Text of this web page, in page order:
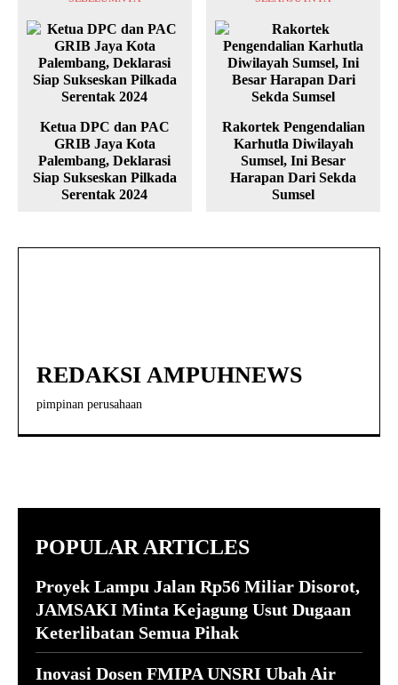
Ketua DPC dan PAC
GRIB Jaya Kota
Palembang, Deklarasi
Siap Sukseskan Pilkada
Serentak 2024
Rakortek Pengendalian
Karhutla Diwilayah
Sumsel, Ini Besar
Harapan Dari Sekda
Sumsel
REDAKSI AMPUHNEWS
pimpinan perusahaan
POPULAR ARTICLES
Proyek Lampu Jalan Rp56 Miliar Disorot,
JAMSAKI Minta Kejagung Usut Dugaan
Keterlibatan Semua Pihak
Inovasi Dosen FMIPA UNSRI Ubah Air